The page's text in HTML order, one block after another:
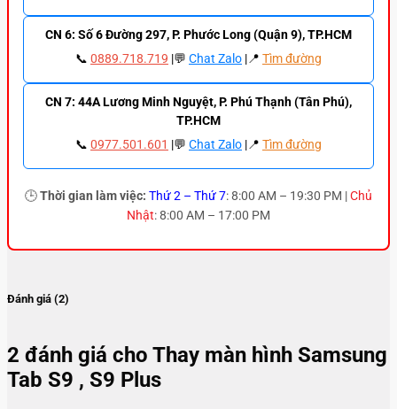
CN 6: Số 6 Đường 297, P. Phước Long (Quận 9), TP.HCM
📞 0889.718.719 |💬 Chat Zalo |📍 Tìm đường
CN 7: 44A Lương Minh Nguyệt, P. Phú Thạnh (Tân Phú),
TP.HCM
📞 0977.501.601 |💬 Chat Zalo |📍 Tìm đường
🕒Thời gian làm việc: Thứ 2 – Thứ 7: 8:00 AM – 19:30 PM |Chủ
Nhật: 8:00 AM – 17:00 PM
Đánh giá (2)
2 đánh giá cho Thay màn hình Samsung
Tab S9 , S9 Plus